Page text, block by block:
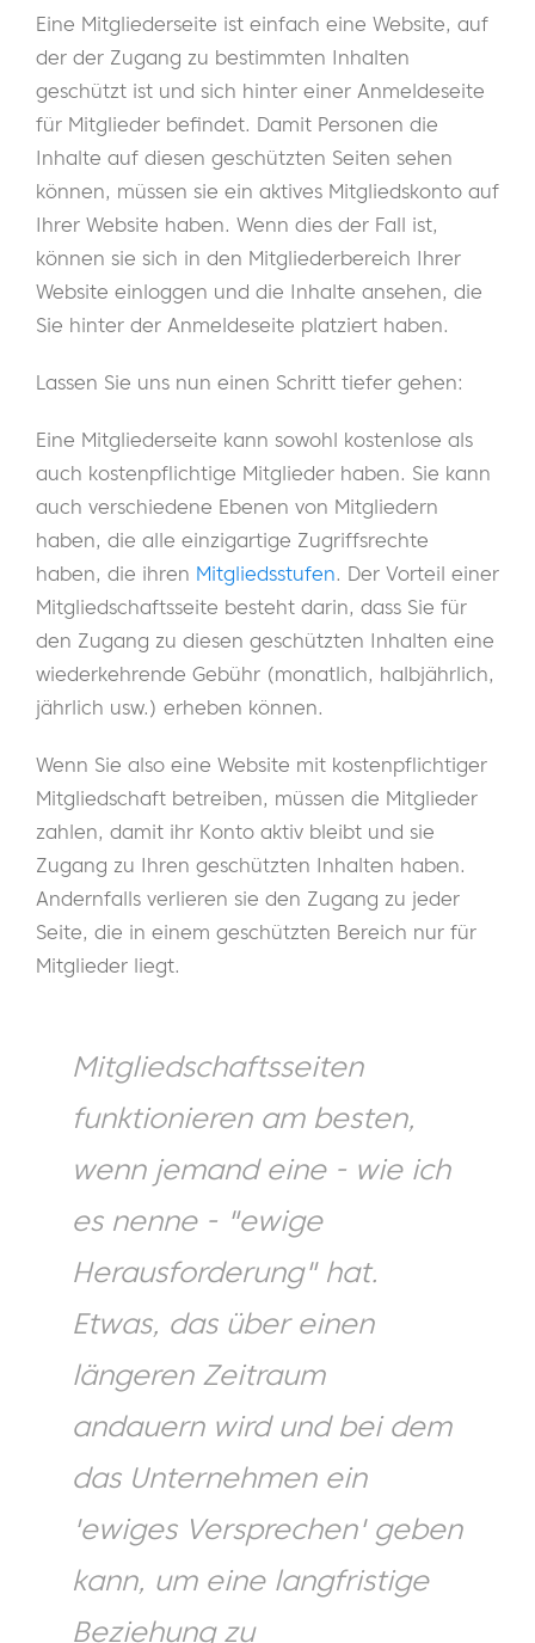
Eine Mitgliederseite ist einfach eine Website, auf
der der Zugang zu bestimmten Inhalten
geschützt ist und sich hinter einer Anmeldeseite
für Mitglieder befindet. Damit Personen die
Inhalte auf diesen geschützten Seiten sehen
können, müssen sie ein aktives Mitgliedskonto auf
Ihrer Website haben. Wenn dies der Fall ist,
können sie sich in den Mitgliederbereich Ihrer
Website einloggen und die Inhalte ansehen, die
Sie hinter der Anmeldeseite platziert haben.
Lassen Sie uns nun einen Schritt tiefer gehen:
Eine Mitgliederseite kann sowohl kostenlose als
auch kostenpflichtige Mitglieder haben. Sie kann
auch verschiedene Ebenen von Mitgliedern
haben, die alle einzigartige Zugriffsrechte
haben, die ihren Mitgliedsstufen. Der Vorteil einer
Mitgliedschaftsseite besteht darin, dass Sie für
den Zugang zu diesen geschützten Inhalten eine
wiederkehrende Gebühr (monatlich, halbjährlich,
jährlich usw.) erheben können.
Wenn Sie also eine Website mit kostenpflichtiger
Mitgliedschaft betreiben, müssen die Mitglieder
zahlen, damit ihr Konto aktiv bleibt und sie
Zugang zu Ihren geschützten Inhalten haben.
Andernfalls verlieren sie den Zugang zu jeder
Seite, die in einem geschützten Bereich nur für
Mitglieder liegt.
Mitgliedschaftsseiten
funktionieren am besten,
wenn jemand eine - wie ich
es nenne - "ewige
Herausforderung" hat.
Etwas, das über einen
längeren Zeitraum
andauern wird und bei dem
das Unternehmen ein
'ewiges Versprechen' geben
kann, um eine langfristige
Beziehung zu